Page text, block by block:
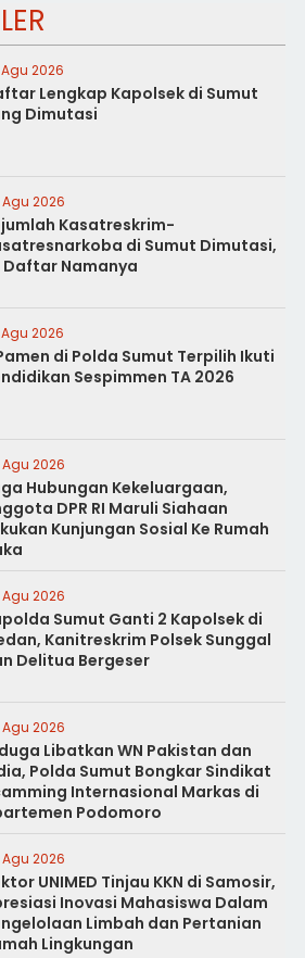
2026
Lengkap Kapolsek di Sumut
Dimutasi
2026
Kasatreskrim-
di Sumut Dimutasi,
Daftar Namanya
2026
di Polda Sumut Terpilih Ikuti
Sespimmen TA 2026
2026
Hubungan Kekeluargaan,
DPR RI Maruli Siahaan
Kunjungan Sosial Ke Rumah
2026
Sumut Ganti 2 Kapolsek di
Kanitreskrim Polsek Sunggal
Delitua Bergeser
2026
Libatkan WN Pakistan dan
Polda Sumut Bongkar Sindikat
Internasional Markas di
Podomoro
2026
UNIMED Tinjau KKN di Samosir,
Inovasi Mahasiswa Dalam
Limbah dan Pertanian
Lingkungan